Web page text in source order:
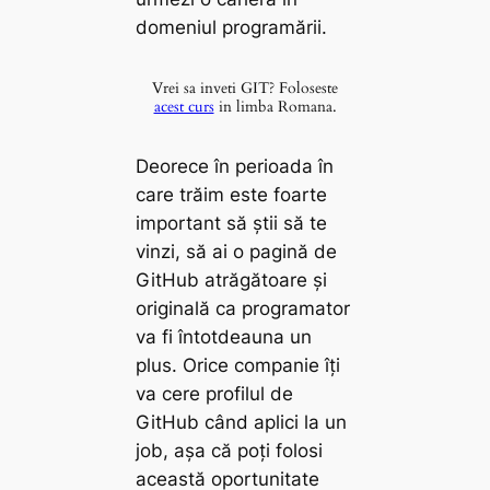
domeniul programării.
Vrei sa inveti GIT? Foloseste
acest cursin limba Romana.
Deorece în perioada în
care trăim este foarte
important să știi să te
vinzi, să ai o pagină de
GitHub atrăgătoare și
originalăca programator
va fi întotdeauna un
plus. Orice companie îți
va cere profilul de
GitHub când aplici la un
job, așa că poți folosi
această oportunitate